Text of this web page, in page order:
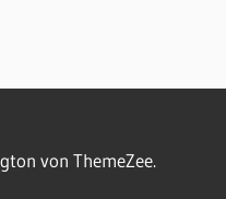
von ThemeZee.